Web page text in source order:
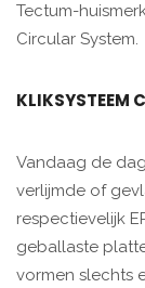
Tectum-
Circular System.
KLIKSYSTEEM
Vandaag de
verlijmde of
respectievelijk
geballaste
vormen slechts